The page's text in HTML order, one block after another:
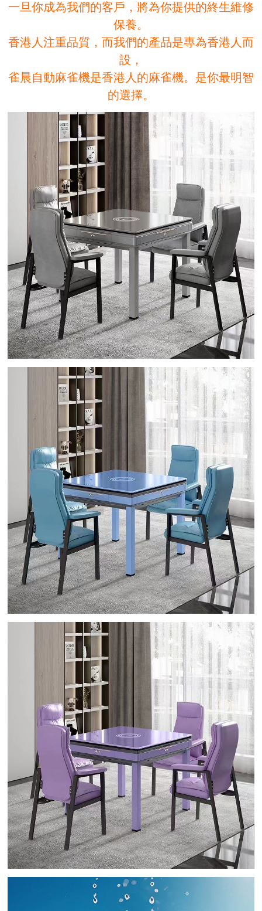
一旦你成為我們的客戶，將為你提供的終生維修
保養。
香港人注重品質，而我們的產品是專為香港人而
設，
雀晨自動麻雀機是香港人的麻雀機。是你最明智
的選擇。